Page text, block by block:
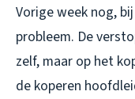
Vorige week nog,
probleem. De
zelf, maar op het
de koperen